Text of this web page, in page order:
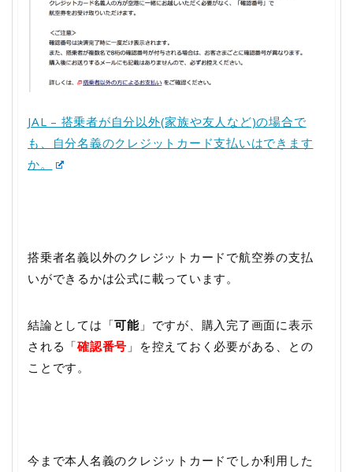
JAL – 搭乗者が自分以外(家族や友人など)の場合で
も、自分名義のクレジットカード支払いはできます
か。
搭乗者名義以外のクレジットカードで航空券の支払
いができるかは公式に載っています。
結論としては「可能」ですが、購入完了画面に表示
される「確認番号 」を控えておく必要がある、との
ことです。
今まで本人名義のクレジットカードでしか利用した